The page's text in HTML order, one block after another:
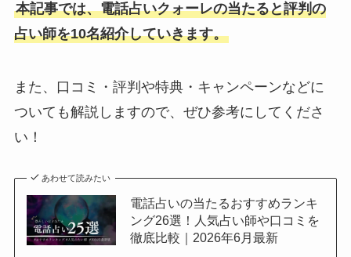
本記事では、電話占いクォーレの当たると評判の
占い師を10名紹介していきます。
また、口コミ・評判や特典・キャンペーンなどに
ついても解説しますので、ぜひ参考にしてくださ
い！
あわせて読みたい
電話占いの当たるおすすめランキ
ング26選！人気占い師や口コミを
徹底比較｜2026年6月最新